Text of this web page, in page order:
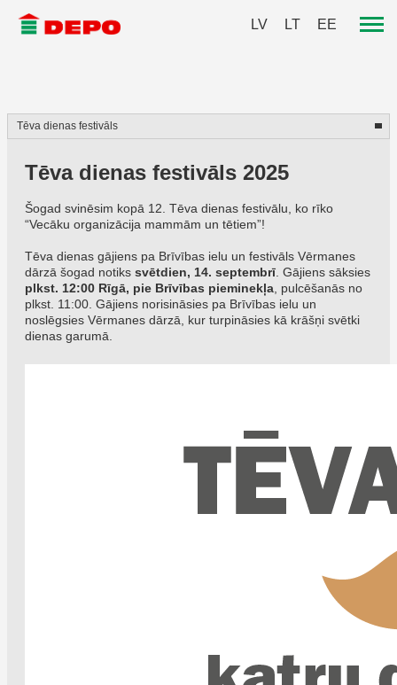
LV LT EE
Tēva dienas festivāls 2025
Šogad svinēsim kopā 12. Tēva dienas festivālu, ko rīko
“Vecāku organizācija mammām un tētiem”!
Tēva dienas gājiens pa Brīvības ielu un festivāls Vērmanes
dārzā šogad notiks svētdien, 14. septembrī . Gājiens sāksies
plkst. 12:00 Rīgā, pie Brīvības pieminekļa , pulcēšanās no
plkst. 11:00. Gājiens norisināsies pa Brīvības ielu un
noslēgsies Vērmanes dārzā, kur turpināsies kā krāšņi svētki
dienas garumā.